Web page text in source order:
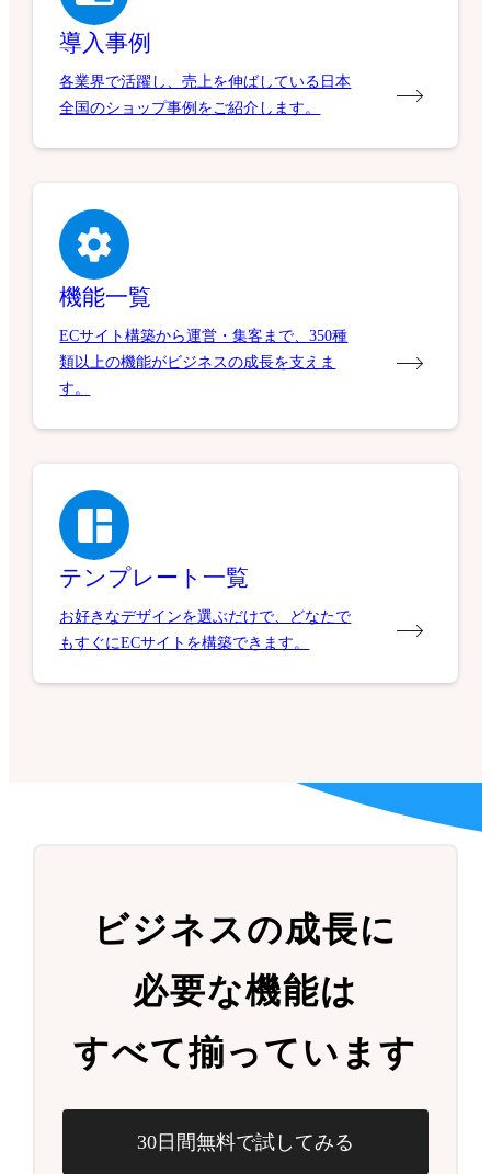
導入事例
各業界で活躍し、売上を伸ばしている日本
全国のショップ事例をご紹介します。
機能一覧
ECサイト構築から運営・集客まで、350種
類以上の機能がビジネスの成長を支えま
す。
テンプレート一覧
お好きなデザインを選ぶだけで、どなたで
もすぐにECサイトを構築できます。
ビジネスの成長に
必要な機能は
すべて揃っています
30日間無料で試してみる